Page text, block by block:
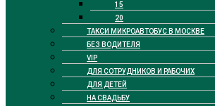
15
20
ТАКСИ МИКРОАВТОБУС В МОСКВЕ
БЕЗ ВОДИТЕЛЯ
VIP
ДЛЯ СОТРУДНИКОВ И РАБОЧИХ
ДЛЯ ДЕТЕЙ
НА СВАДЬБУ